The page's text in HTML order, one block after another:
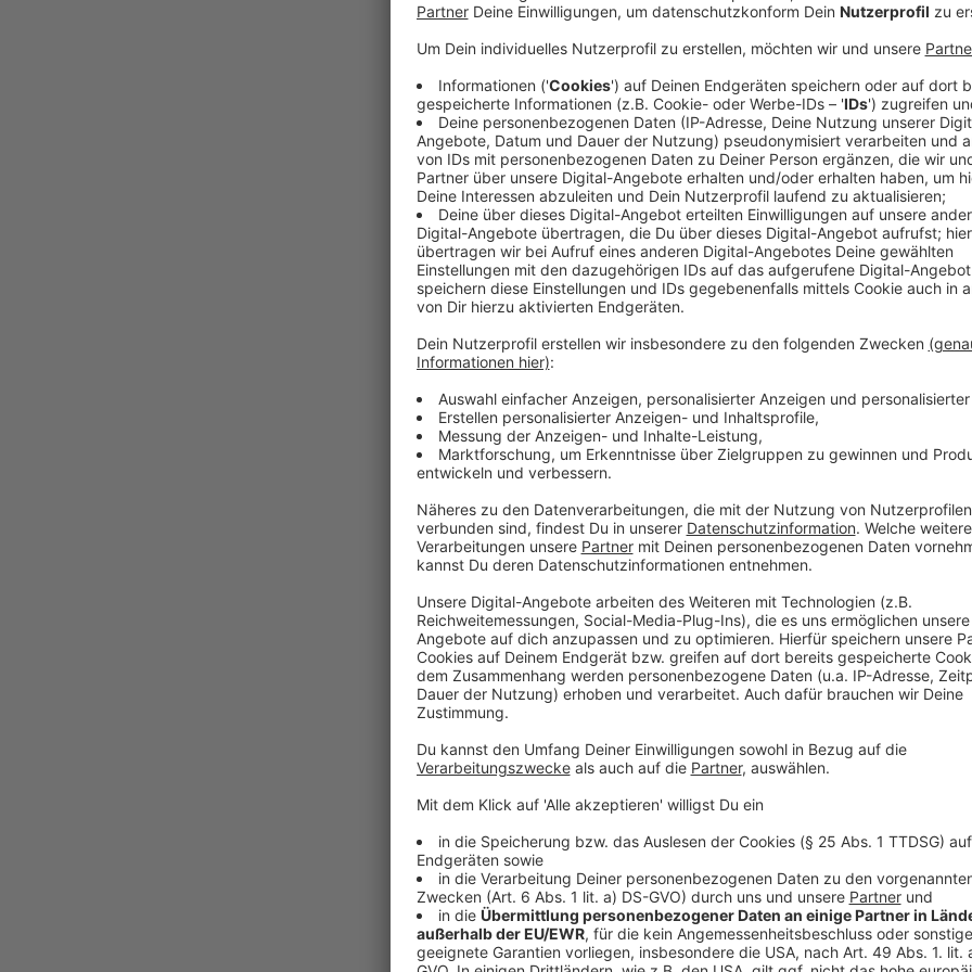
Vorher legen viele Gruppen noch einmal Hand an,
Wagen zu arbeiten. Besonders viele Menschen
erwartet. DieNobel-Meilewird zur Feier-Meile.
Anzeige
Kö-Treiben: Von der Nobel- zur Feier-Meile
Anzeige
Viele Menschen freuen sich auf das ganz
schon seit Jahrzehnten unorganisiert gefeiert.
Uhr in der Früh gesperrt. Auch in diesem Jahr gibt
Schaustellerverband kümmert. Das Comitee
Programm auf einer neuen Bühne auf dem
gesagt:
Anzeige
Lothar Hörning, Präsident CC
Zum ersten Mal Bühne am Corneliusplatz
Anzeige
Unter anderem inUnterbach, Reisholz und
Niederkassel findet auch in diesem Jahr das
Anzeige